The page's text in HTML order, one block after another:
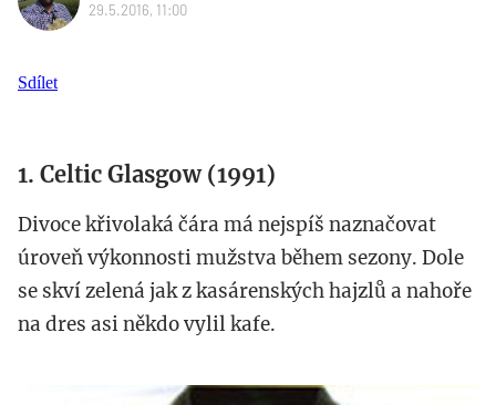
29.5.2016, 11:00
Sdílet
1. Celtic Glasgow (1991)
Divoce křivolaká čára má nejspíš naznačovat
úroveň výkonnosti mužstva během sezony. Dole
se skví zelená jak z kasárenských hajzlů a nahoře
na dres asi někdo vylil kafe.